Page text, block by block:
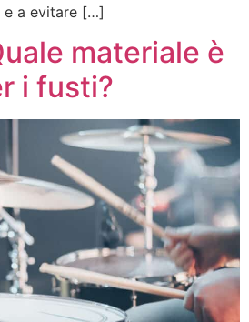
e a evitare […]
materiale è
i fusti?